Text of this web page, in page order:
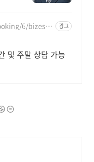
6/bizes/1
광고
및 주말 상담 가능